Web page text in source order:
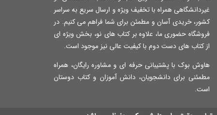
همراه با تخفیف ویژه و ارسال سریع به سراسر
خریدی آسان و مطمئن برای شما فراهم می کنیم. در
حضوری ما، علاوه بر کتاب های نو، بخش ویژه ای
کتاب های دست دوم با کیفیت عالی نیز موجود است.
بوک با پشتیبانی حرفه ای و مشاوره رایگان، همراه
برای دانشجویان، دانش آموزان و کتاب دوستان